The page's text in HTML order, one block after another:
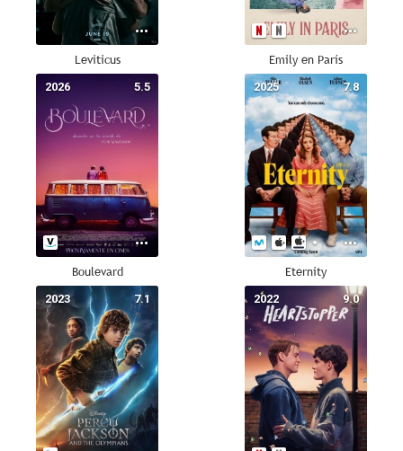
Leviticus Emily en París
5.5
2026
Boulevard
7.8
2025
Eternity
7.1
2023 9.0
2022